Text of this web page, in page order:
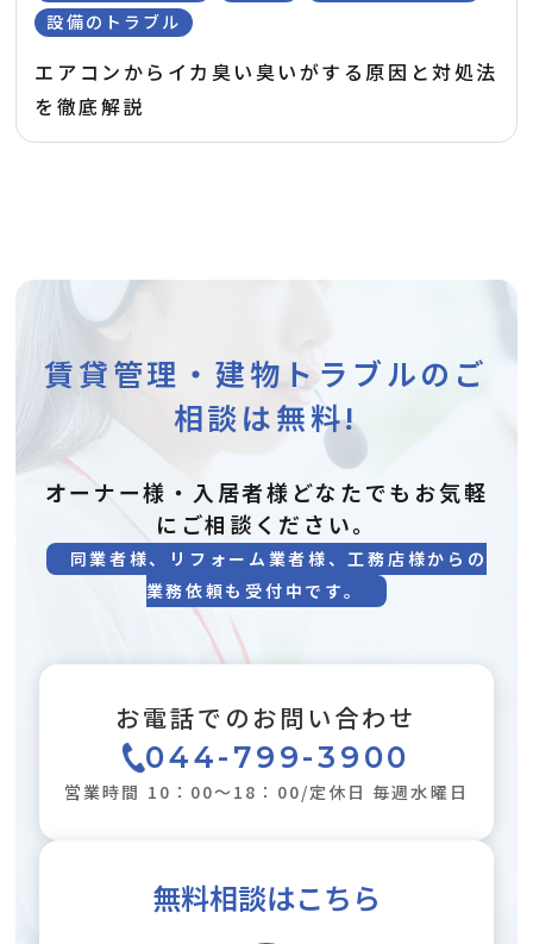
設備のトラブル
エアコンからイカ臭い臭いがする原因と対処法
を徹底解説
賃貸管理・建物トラブルのご
相談は無料!
オーナー様・入居者様どなたでもお気軽
にご相談ください。
同業者様、リフォーム業者様、工務店様からの
業務依頼も受付中です。
お電話でのお問い合わせ
044-799-3900
営業時間 10：00～18：00/定休日 毎週水曜日
無料相談はこちら